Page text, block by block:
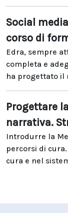
Social
corso di
Edra, sempre
completa e
ha progettato il
Progettare
narrativa.
Introdurre la
percorsi di
cura e nel